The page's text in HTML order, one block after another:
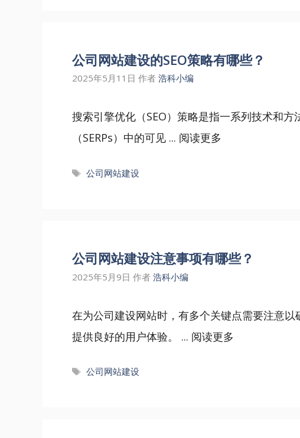
公司网站建设的SEO策略有哪些？
2025年5月11日 作者 浩科小编
搜索引擎优化（SEO）策略是指一系列技术和
（SERPs）中的可见 ... 阅读更多
标
公司网站建设
公司网站建设注意事项有哪些？
2025年5月9日 作者 浩科小编
在为公司建设网站时，有多个关键点需要注意
提供良好的用户体验。 ... 阅读更多
标
公司网站建设